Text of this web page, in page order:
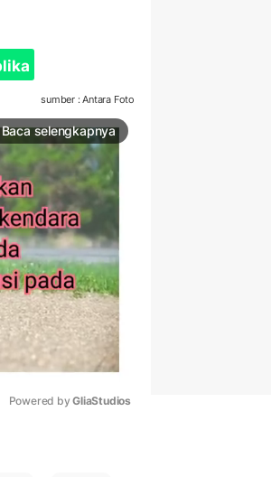
sumber : Antara Foto
Baca selengkapnya
Powered by GliaStudios